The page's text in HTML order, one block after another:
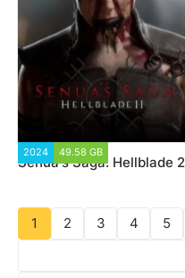
2024 49.58 GB
Senua's Saga: Hellblade 2
1 2 3 4 5